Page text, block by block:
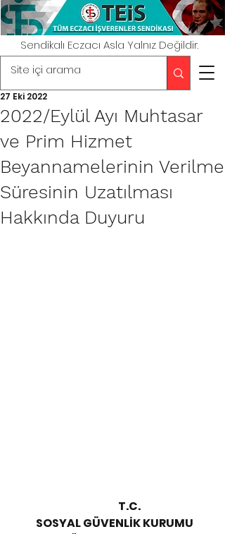
Sendikalı Eczacı Asla Yalnız Değildir.
2022/Eylül Ayı Muhtasar
ve Prim Hizmet
Beyannamelerinin Verilme
Süresinin Uzatılması
Hakkında Duyuru
27 Eki 2022
                                                  T.C.